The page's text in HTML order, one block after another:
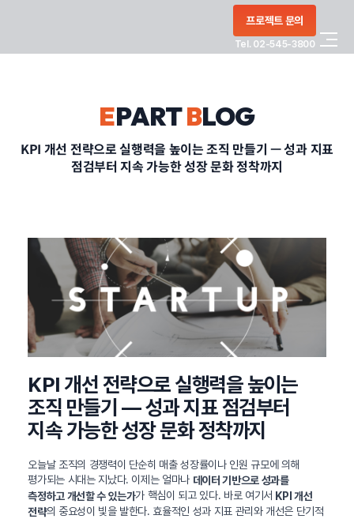
프로젝트 문의
Tel. 02-545-3800
PORTFOLIO
CONTACT
정부지원사업
EPARTBLOG
KPI 개선 전략으로 실행력을 높이는 조직 만들기 — 성과 지표
점검부터 지속 가능한 성장 문화 정착까지
KPI 개선 전략으로 실행력을 높이는
조직 만들기 — 성과 지표 점검부터
지속 가능한 성장 문화 정착까지
오늘날 조직의 경쟁력이 단순히 매출 성장률이나 인원 규모에 의해
평가되는 시대는 지났다. 이제는 얼마나 데이터 기반으로 성과를
측정하고 개선할 수 있는가가 핵심이 되고 있다. 바로 여기서 KPI 개선
전략의 중요성이 빛을 발한다. 효율적인 성과 지표 관리와 개선은 단기적